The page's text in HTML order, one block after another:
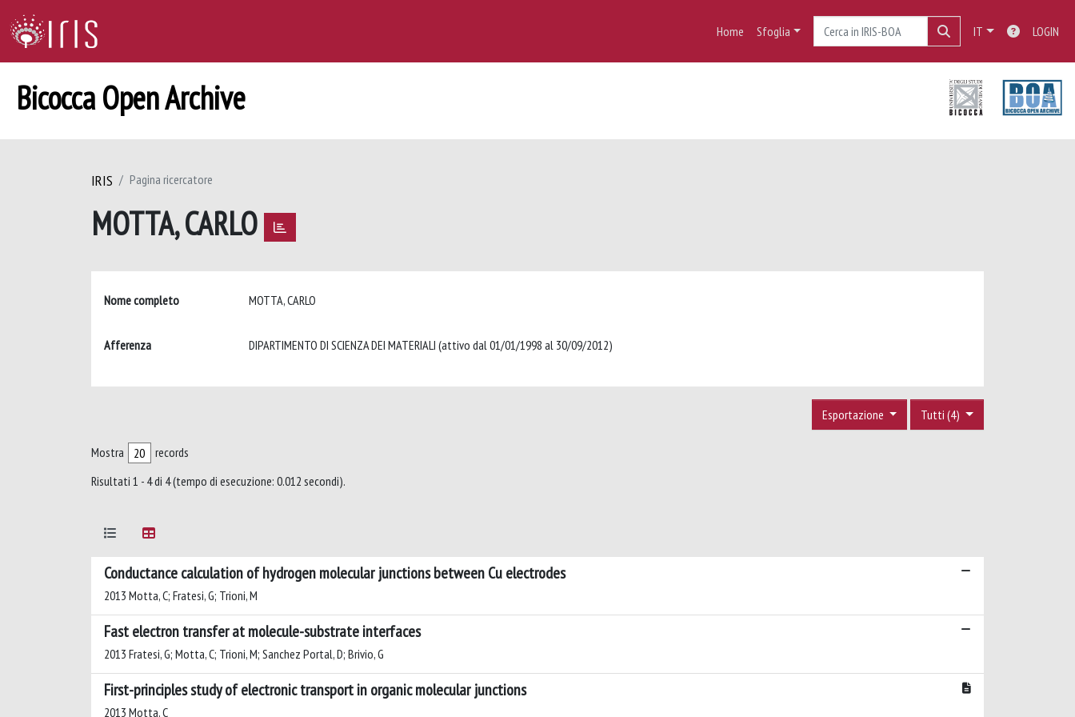
Home Sfoglia IT LOGIN
Bicocca Open Archive
IRIS Pagina ricercatore
MOTTA, CARLO
Nome completo MOTTA, CARLO
Afferenza DIPARTIMENTO DI SCIENZA DEI MATERIALI (attivo dal 01/01/1998 al 30/09/2012)
Tutti (4)
Esportazione
Mostra
records
Risultati 1 - 4 di 4 (tempo di esecuzione: 0.012 secondi).
Conductance calculation of hydrogen molecular junctions between Cu electrodes
2013 Motta, C; Fratesi, G; Trioni, M
Fast electron transfer at molecule-substrate interfaces
2013 Fratesi, G; Motta, C; Trioni, M; Sanchez Portal, D; Brivio, G
First-principles study of electronic transport in organic molecular junctions
2013 Motta, C